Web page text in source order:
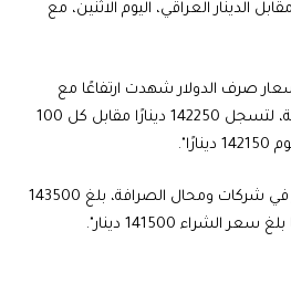
الدينار العراقي، اليوم الاثنين، مع
صرف الدولار شهدت ارتفاعًا مع
إغلاق بورصتي الكفاح والحارثية، لتسجل 142250 دينارًا مقابل كل 100
واضاف، أن "سعر بيع الدولار في شركات ومحال الصرافة، بلغ 143500